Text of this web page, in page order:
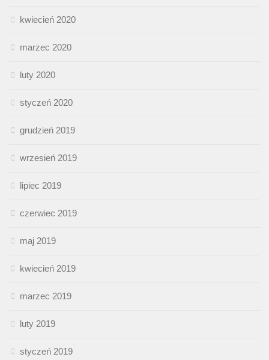
kwiecień 2020
marzec 2020
luty 2020
styczeń 2020
grudzień 2019
wrzesień 2019
lipiec 2019
czerwiec 2019
maj 2019
kwiecień 2019
marzec 2019
luty 2019
styczeń 2019